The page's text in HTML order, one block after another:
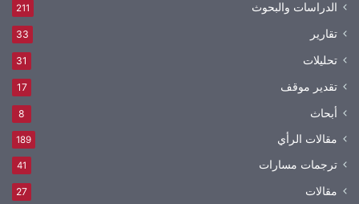
الدراسات والبحوث 211
تقارير 33
تحليلات 31
تقدير موقف 17
أبحاث 8
مقالات الرأي 189
ترجمات مسارات 41
مقالات 27